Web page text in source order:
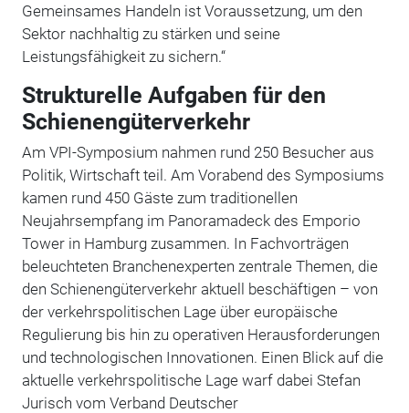
Gemeinsames Handeln ist Voraussetzung, um den
Sektor nachhaltig zu stärken und seine
Leistungsfähigkeit zu sichern.“
Strukturelle Aufgaben für den
Schienengüterverkehr
Am VPI-Symposium nahmen rund 250 Besucher aus
Politik, Wirtschaft teil. Am Vorabend des Symposiums
kamen rund 450 Gäste zum traditionellen
Neujahrsempfang im Panoramadeck des Emporio
Tower in Hamburg zusammen. In Fachvorträgen
beleuchteten Branchenexperten zentrale Themen, die
den Schienengüterverkehr aktuell beschäftigen – von
der verkehrspolitischen Lage über europäische
Regulierung bis hin zu operativen Herausforderungen
und technologischen Innovationen. Einen Blick auf die
aktuelle verkehrspolitische Lage warf dabei Stefan
Jurisch vom Verband Deutscher